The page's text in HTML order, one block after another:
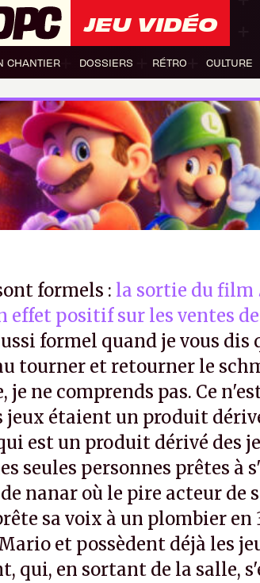
JEU VIDÉO
CHANTIER DOSSIERS RÉTRO CULTURE
formels : la sortie du film
effet positif sur les ventes
formel quand je vous dis
tourner et retourner le
je ne comprends pas. Ce
jeux étaient un produit
est un produit dérivé des
seules personnes prêtes à
nanar où le pire acteur de
sa voix à un plombier en
et possèdent déjà les
qui, en sortant de la salle,